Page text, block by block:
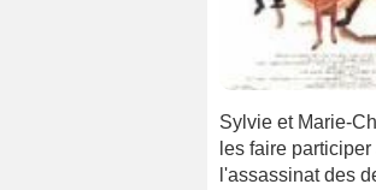
Sylvie et Marie-
les faire
l'assassinat des